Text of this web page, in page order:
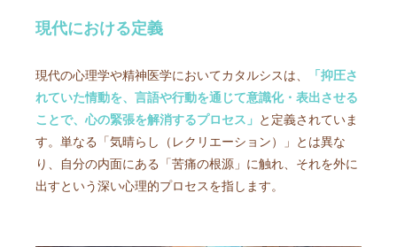
現代における定義
現代の心理学や精神医学においてカタルシスは、
「抑圧さ
れていた情動を、言語や行動を通じて意識化・表出させる
ことで、心の緊張を解消するプロセス」 と定義されていま
す。単なる「気晴らし（レクリエーション）」とは異な
り、自分の内面にある「苦痛の根源」に触れ、それを外に
出すという深い心理的プロセスを指します。